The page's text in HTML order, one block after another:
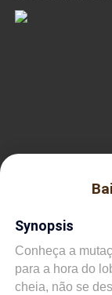
Synopsis
Conheça a
para a hora do
cheia, não se